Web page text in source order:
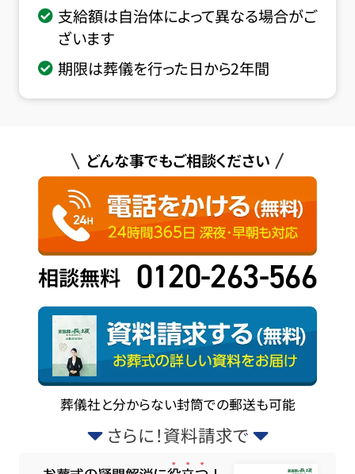
支給額は自治体によって異なる場合がご
ざいます
期限は葬儀を行った日から2年間
どんな事でもご相談ください
相談無料 0120-263-566
葬儀社と分からない封筒での郵送も可能
さらに！資料請求で